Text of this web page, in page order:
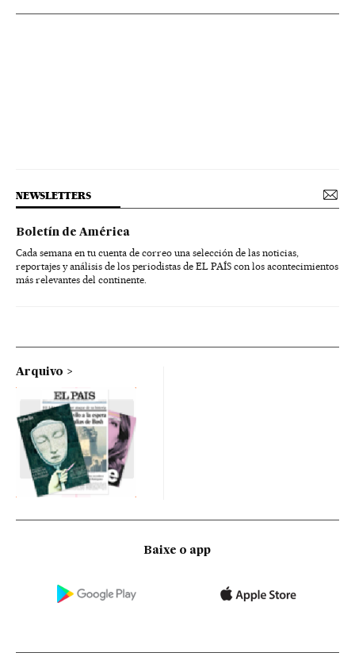
NEWSLETTERS
Boletín de América
Cada semana en tu cuenta de correo una selección de las noticias,
reportajes y análisis de los periodistas de EL PAÍS con los acontecimientos
más relevantes del continente.
Arquivo
Baixe o app